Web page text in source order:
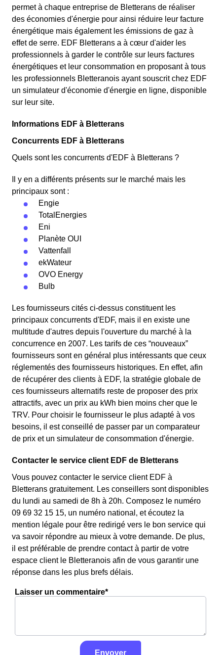
permet à chaque entreprise de Bletterans de réaliser
des économies d'énergie pour ainsi réduire leur facture
énergétique mais également les émissions de gaz à
effet de serre. EDF Bletterans a à cœur d'aider les
professionnels à garder le contrôle sur leurs factures
énergétiques et leur consommation en proposant à tous
les professionnels Bletteranois ayant souscrit chez EDF
un simulateur d'économie d'énergie en ligne, disponible
sur leur site.
Informations EDF à Bletterans
Concurrents EDF à Bletterans
Quels sont les concurrents d'EDF à Bletterans ?
Il y en a différents présents sur le marché mais les
principaux sont :
Engie
TotalEnergies
Eni
Planète OUI
Vattenfall
ekWateur
OVO Energy
Bulb
Les fournisseurs cités ci-dessus constituent les
principaux concurrents d'EDF, mais il en existe une
multitude d'autres depuis l'ouverture du marché à la
concurrence en 2007. Les tarifs de ces “nouveaux”
fournisseurs sont en général plus intéressants que ceux
réglementés des fournisseurs historiques. En effet, afin
de récupérer des clients à EDF, la stratégie globale de
ces fournisseurs alternatifs reste de proposer des prix
attractifs, avec un prix au kWh bien moins cher que le
TRV. Pour choisir le fournisseur le plus adapté à vos
besoins, il est conseillé de passer par un comparateur
de prix et un simulateur de consommation d'énergie.
Contacter le service client EDF de Bletterans
Vous pouvez contacter le service client EDF à
Bletterans gratuitement. Les conseillers sont disponibles
du lundi au samedi de 8h à 20h. Composez le numéro
09 69 32 15 15, un numéro national, et écoutez la
mention légale pour être redirigé vers le bon service qui
va savoir répondre au mieux à votre demande. De plus,
il est préférable de prendre contact à partir de votre
espace client le Bletteranois afin de vous garantir une
réponse dans les plus brefs délais.
Laisser un commentaire*
Envoyer